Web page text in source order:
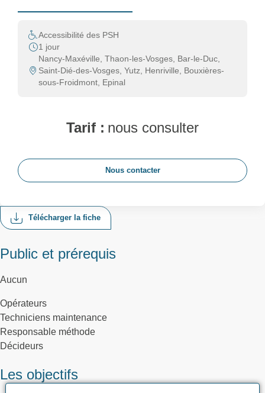
Télécharger la fiche
Public et prérequis
Aucun
Opérateurs
Techniciens maintenance
Responsable méthode
Décideurs
Les objectifs
Accessibilité des PSH
1 jour
Nancy-Maxéville, Thaon-les-Vosges, Bar-le-Duc,
Saint-Dié-des-Vosges, Yutz, Henriville, Bouxières-
sous-Froidmont, Epinal
Tarif : nous consulter
Nous contacter